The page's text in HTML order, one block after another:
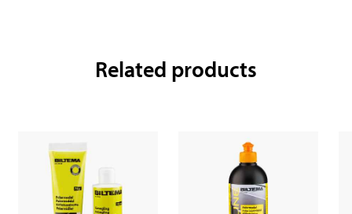
Related products